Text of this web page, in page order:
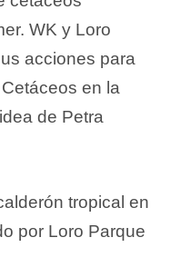
WK y Loro
acciones para
en la
de Petra
tropical en
por Loro Parque